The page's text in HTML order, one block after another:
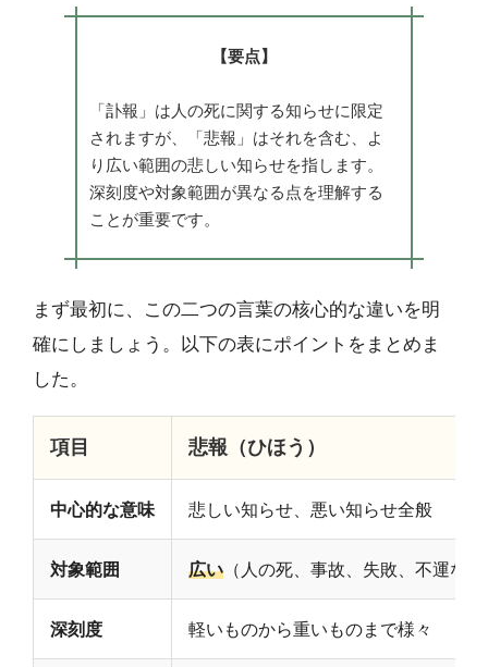
【要点】
「訃報」は人の死に関する知らせに限定
されますが、「悲報」はそれを含む、よ
り広い範囲の悲しい知らせを指します。
深刻度や対象範囲が異なる点を理解する
ことが重要です。
まず最初に、この二つの言葉の核心的な違いを明
確にしましょう。以下の表にポイントをまとめま
した。
項目 悲報（ひほう）
中心的な意味 悲しい知らせ、悪い知らせ全般
対象範囲 広い （人の死、事故、失敗、不運な
深刻度 軽いものから重いものまで様々